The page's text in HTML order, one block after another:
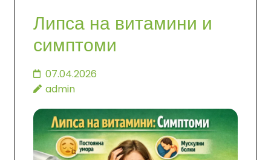
Липса на витамини и
симптоми
07.04.2026
admin